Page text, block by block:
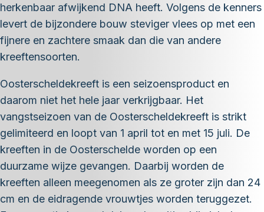
herkenbaar afwijkend DNA heeft. Volgens de kenners
levert de bijzondere bouw steviger vlees op met een
fijnere en zachtere smaak dan die van andere
kreeftensoorten.
Oosterscheldekreeft is een seizoensproduct en
daarom niet het hele jaar verkrijgbaar. Het
vangstseizoen van de Oosterscheldekreeft is strikt
gelimiteerd en loopt van 1 april tot en met 15 juli. De
kreeften in de Oosterschelde worden op een
duurzame wijze gevangen. Daarbij worden de
kreeften alleen meegenomen als ze groter zijn dan 24
cm en de eidragende vrouwtjes worden teruggezet.